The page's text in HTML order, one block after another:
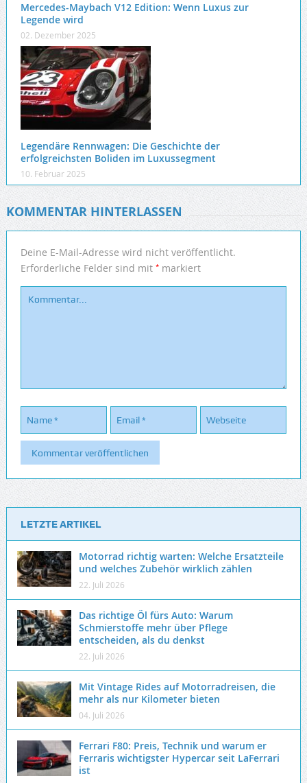
Mercedes-Maybach V12 Edition: Wenn Luxus zur
Legende wird
02. Dezember 2025
Legendäre Rennwagen: Die Geschichte der
erfolgreichsten Boliden im Luxussegment
10. Februar 2025
KOMMENTAR HINTERLASSEN
Deine E-Mail-Adresse wird nicht veröffentlicht.
Erforderliche Felder sind mit *markiert
LETZTE ARTIKEL
Motorrad richtig warten: Welche Ersatzteile
und welches Zubehör wirklich zählen
22. Juli 2026
Das richtige Öl fürs Auto: Warum
Schmierstoffe mehr über Pflege
entscheiden, als du denkst
22. Juli 2026
Mit Vintage Rides auf Motorradreisen, die
mehr als nur Kilometer bieten
04. Juli 2026
Ferrari F80: Preis, Technik und warum er
Ferraris wichtigster Hypercar seit LaFerrari
ist